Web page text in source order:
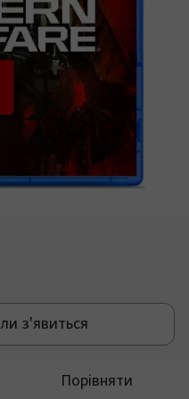
з'явиться
Порівняти